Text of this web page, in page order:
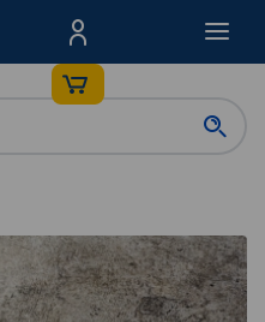
Menu Produktów,